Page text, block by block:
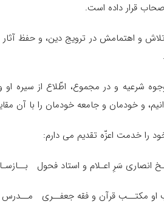
قرار داده است.
و اهتمامش در ترویج دین، و حفظ
شرعیه و در مجموع، اطّلاع از سیره او
و خودمان و جامعه خودمان را با آن
را خدمت اعزّه تقدیم می دارم:
انصاری سَرِ اعـلام و استاد فحول
او مکتــب قرآن و فقه جعفــری